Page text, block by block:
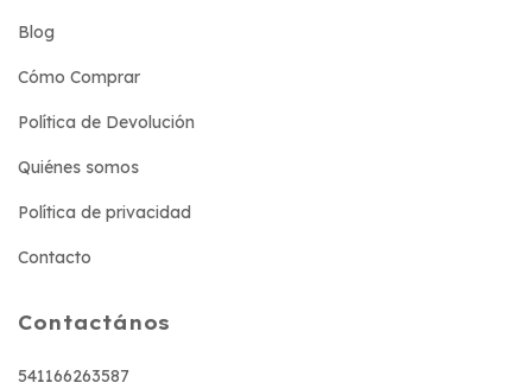
Blog
Cómo Comprar
Política de Devolución
Quiénes somos
Política de privacidad
Contacto
Contactános
541166263587